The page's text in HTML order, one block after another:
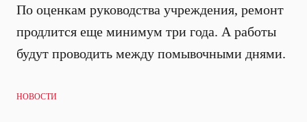
По оценкам руководства учреждения, ремонт
продлится еще минимум три года. А работы
будут проводить между помывочными днями.
НОВОСТИ